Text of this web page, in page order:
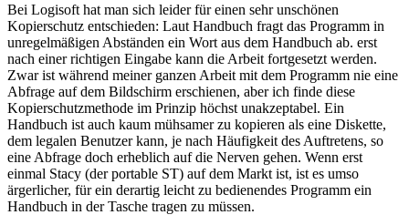
Bei Logisoft hat man sich leider für einen sehr unschönen
Kopierschutz entschieden: Laut Handbuch fragt das Programm in
unregelmäßigen Abständen ein Wort aus dem Handbuch ab. erst
nach einer richtigen Eingabe kann die Arbeit fortgesetzt werden.
Zwar ist während meiner ganzen Arbeit mit dem Programm nie eine
Abfrage auf dem Bildschirm erschienen, aber ich finde diese
Kopierschutzmethode im Prinzip höchst unakzeptabel. Ein
Handbuch ist auch kaum mühsamer zu kopieren als eine Diskette,
dem legalen Benutzer kann, je nach Häufigkeit des Auftretens, so
eine Abfrage doch erheblich auf die Nerven gehen. Wenn erst
einmal Stacy (der portable ST) auf dem Markt ist, ist es umso
ärgerlicher, für ein derartig leicht zu bedienendes Programm ein
Handbuch in der Tasche tragen zu müssen.